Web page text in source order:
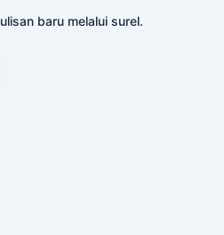
baru melalui surel.